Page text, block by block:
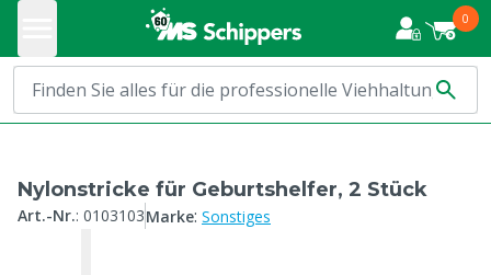
0
Nylonstricke für Geburtshelfer, 2 Stück
Art.-Nr.: 0103103Marke: Sonstiges